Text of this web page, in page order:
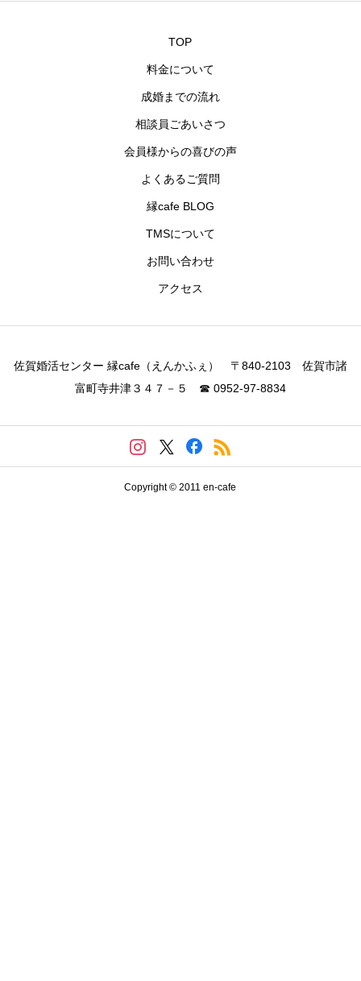
TOP
料金について
成婚までの流れ
相談員ごあいさつ
会員様からの喜びの声
よくあるご質問
縁cafe BLOG
TMSについて
お問い合わせ
アクセス
佐賀婚活センター 縁cafe（えんかふぇ） 〒840-2103 佐賀市諸
富町寺井津３４７－５ ☎ 0952-97-8834
Copyright © 2011 en-cafe